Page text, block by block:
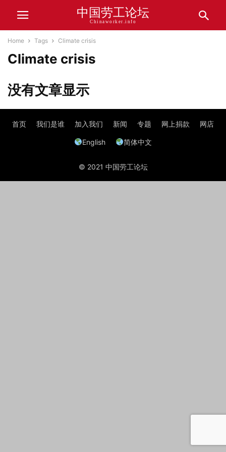
中国劳工论坛
Chinaworker.info
Home Tags Climate crisis
Climate crisis
没有文章显示
首页 我们是谁 加入我们 新闻 专题 网上捐款 网店
English 简体中文
© 2021 中国劳工论坛